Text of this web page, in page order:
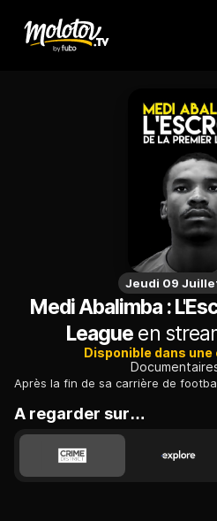
Jeudi 09
Medi Abalimba :
League en
Disponible dans
A regarder sur…